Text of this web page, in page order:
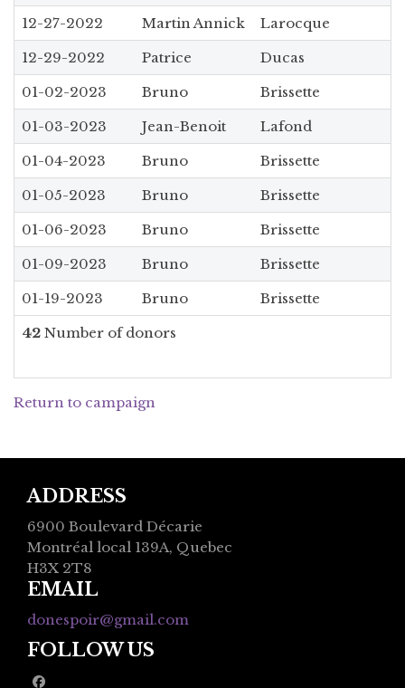
12-27-2022
Martin Annick
Larocque
12-29-2022
Patrice
Ducas
01-02-2023
Bruno
Brissette
01-03-2023
Jean-Benoit
Lafond
01-04-2023
Bruno
Brissette
01-05-2023
Bruno
Brissette
01-06-2023
Bruno
Brissette
01-09-2023
Bruno
Brissette
01-19-2023
Bruno
Brissette
42 Number of donors
Return to campaign
ADDRESS
6900 Boulevard Décarie
Montréal local 139A, Quebec
H3X 2T8
EMAIL
donespoir@gmail.com
FOLLOW US
facebook